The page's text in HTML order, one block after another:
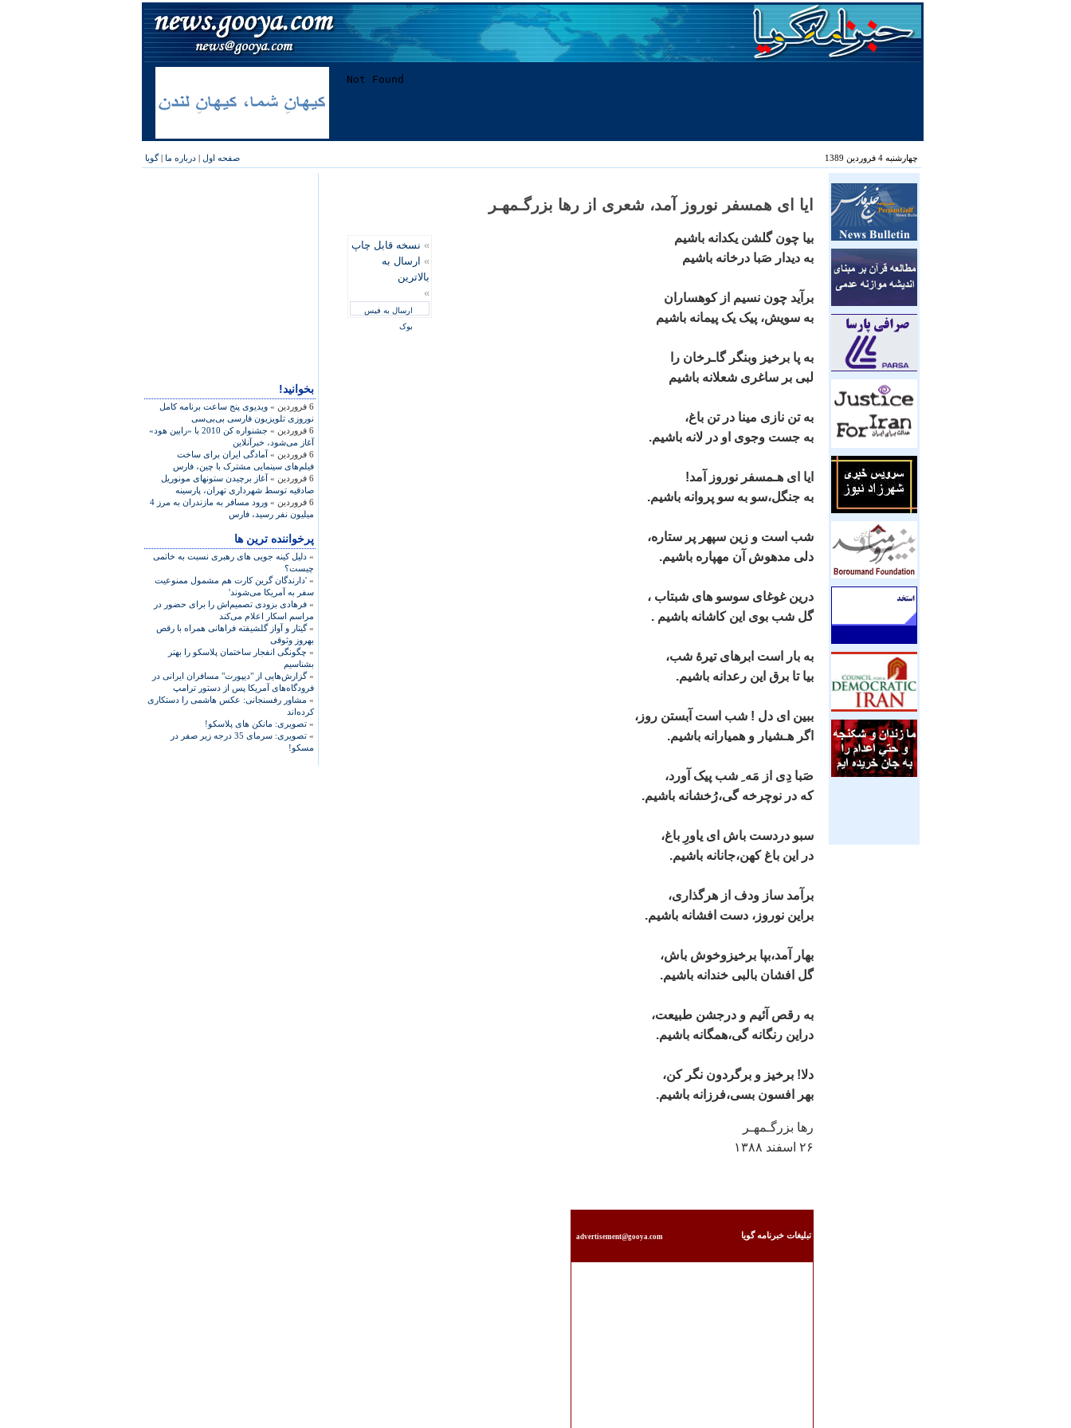
چهارشنبه 4 فروردین 1389 صفحه اول | درباره ما |گویا
بخوانید!
6 فروردین »
ویدیوی پنج ساعت برنامه کامل
نوروزی تلویزیون فارسی بی‌بی‌سی
6 فروردین »
جشنواره کن 2010 با «رابین هود»
آغاز می‌شود، خبرآنلاین
6 فروردین »
آمادگی ايران برای ساخت
فيلم‌های سينمايی مشترک با چين، فارس
6 فروردین »
آغاز برچیدن ستونهای مونوریل
صادقیه توسط شهرداری تهران، پارسینه
6 فروردین »
ورود مسافر به مازندران به مرز 4
ميليون نفر رسيد، فارس
پرخواننده ترین ها
» دلیل کینه جویی های رهبری نسبت به خاتمی
چیست؟
» 'دارندگان گرین کارت هم مشمول ممنوعیت
سفر به آمریکا می‌شوند'
» فرهادی بزودی تصمیم‌اش را برای حضور در
مراسم اسکار اعلام می‌کند
»گیتار و آواز گلشیفته فراهانی همراه با رقص
بهروز وثوقی
» چگونگی انفجار ساختمان پلاسکو را بهتر
بشناسیم
»گزارش‌هایی از "دیپورت" مسافران ایرانی در
فرودگاه‌های آمریکا پس از دستور ترامپ
» مشاور رفسنجانی: عکس هاشمی را دستکاری
کرده‌اند
» تصویری: مانکن های پلاسکو!
»
تصویری: سرمای 35 درجه زیر صفر در
مسکو!
ايا ای همسفر نوروز آمد، شعری از رها بزرگـمهـر
» نسخه قابل چاپ
» ارسال به
بالاترین
»
ارسال به فیس
بوک
بيا چون گلشن يکدانه باشيم
به ديدار صَبا درخانه باشيم
برآيد چون نسيم از کوهساران
به سويش، پيک يک پيمانه باشيم
به پا برخيز وبنگر گاـرخان را
لبی بر ساغری شعلانه باشيم
به تن نازی مينا در تن باغ،
به جست وجوی او در لانه باشيم.
ايا ای هـمسفر نوروز آمد!
به جنگل،سو به سو پروانه باشيم.
شب است و زين سپهر پر ستاره،
دلی مدهوش آن مهپاره باشيم.
درين غوغای سوسو های شبتاب ،
گل شب بوی اين کاشانه باشيم .
به بار است ابرهای تيرۀ شب،
بيا تا برق اين رعدانه باشيم.
ببين ای دل ! شب است آبستن روز،
اگر هـشيار و هميارانه باشيم.
صَبا دِی از مَه ِ شب پيک آورد،
که در نوچرخه گی،رُخشانه باشيم.
سبو دردست باش ای ياورِ باغ،
در اين باغ کهن،جانانه باشيم.
برآمد ساز ودف از هرگذاری،
براين نوروز، دست افشانه باشيم.
بهار آمد،بپا برخيزوخوش باش،
گل افشان بالبی خندانه باشيم.
به رقص آئيم و درجشن طبيعت،
دراين رنگانه گی،همگانه باشيم.
دلا! برخيز و برگردون نگر کن،
بهر افسون بسی،فرزانه باشيم.
رها بزرگـمهـر
۲۶ اسفند ۱۳۸۸
تبليغات خبرنامه گويا advertisement@gooya.com